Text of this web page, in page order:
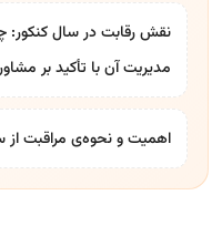
نقش رقابت در سال کنکور:
مدیریت آن با تأکید بر
اهمیت و نحوه‌ی مراقبت از